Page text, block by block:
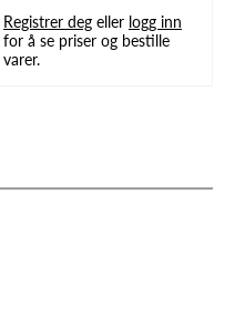
Registrer deg eller logg inn
for å se priser og bestille
varer.